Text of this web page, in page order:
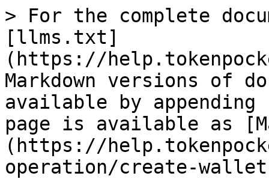
> For the complete
[llms.txt]
(https://
Markdown versions of
available by
page is available as
(https://
operation/create-